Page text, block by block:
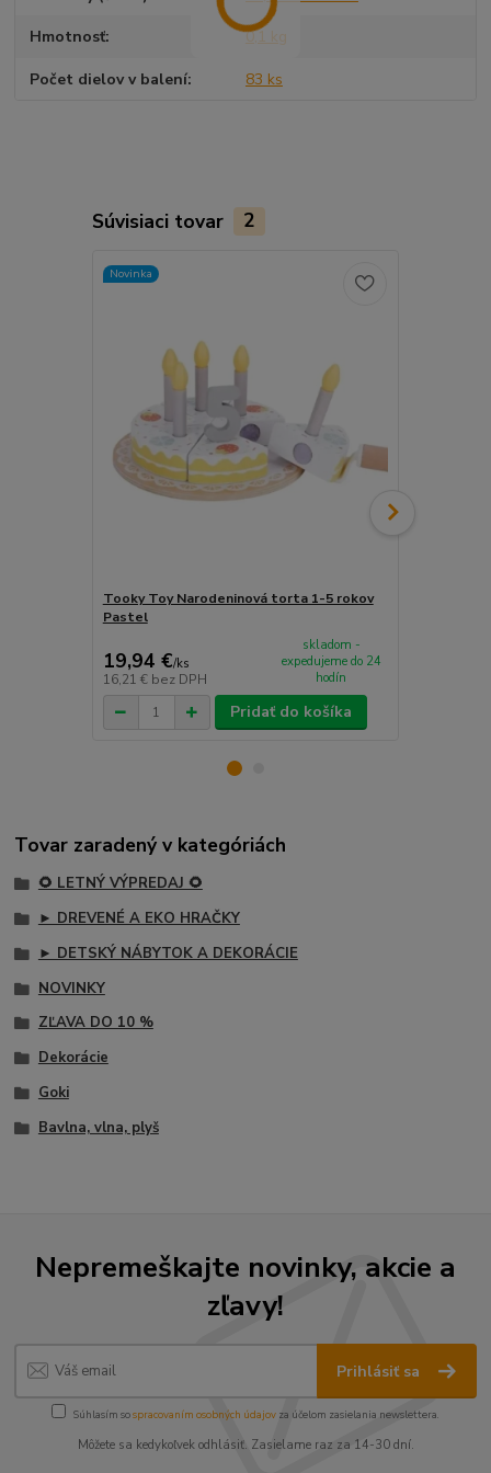
Hmotnosť 0,1 kg
Počet dielov v balení 83 ks
Súvisiaci tovar 2
Novinka
Tooky Toy Narodeninová torta 1-5 rokov
Pastel
19,94 €/ks
16,21 € bez DPH
skladom -
expedujeme do 24
hodín
Pridať do košíka
Tovar zaradený v kategóriách
🌻 LETNÝ VÝPREDAJ 🌻
► DREVENÉ A EKO HRAČKY
► DETSKÝ NÁBYTOK A DEKORÁCIE
NOVINKY
ZĽAVA DO 10 %
Dekorácie
Goki
Bavlna, vlna, plyš
Nepremeškajte novinky, akcie a
zľavy!
Prihlásiť sa
Súhlasím sospracovaním osobných údajov za účelom zasielania newslettera.
Môžete sa kedykoľvek odhlásiť. Zasielame raz za 14-30 dní.